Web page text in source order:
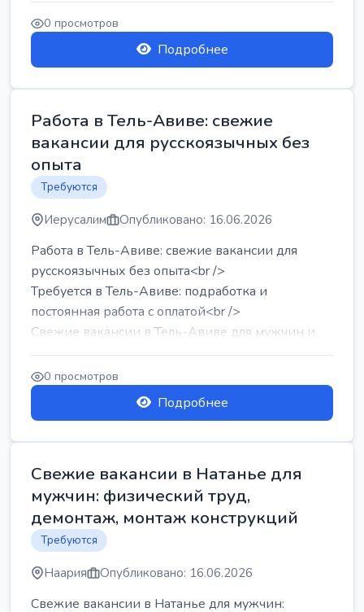
0 просмотров
Подробнее
Работа в Тель-Авиве: свежие
вакансии для русскоязычных без
опыта
Требуются
Иерусалим Опубликовано: 16.06.2026
Работа в Тель-Авиве: свежие вакансии для
русскоязычных без опыта<br />
Требуется в Тель-Авиве: подработка и
постоянная работа с оплатой<br />
Свежие вакансии в Тель-Авиве для мужчин и
женщин от хозя...
0 просмотров
Подробнее
Свежие вакансии в Натанье для
мужчин: физический труд,
демонтаж, монтаж конструкций
Требуются
Наария Опубликовано: 16.06.2026
Свежие вакансии в Натанье для мужчин: